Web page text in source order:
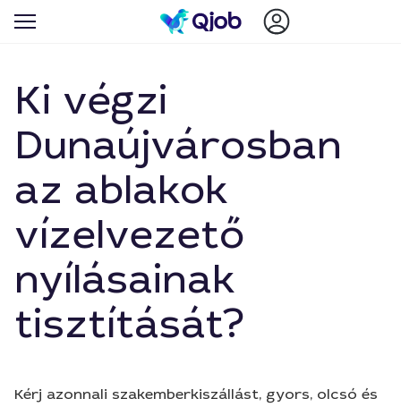
Ki végzi
Dunaújvárosban
az ablakok
vízelvezető
nyílásainak
tisztítását?
Kérj azonnali szakemberkiszállást, gyors, olcsó és